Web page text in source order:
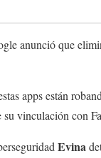
anunció que
apps están
su vinculación con
Evina